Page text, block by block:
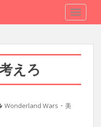
えろ
Wonderland Wars ・ 美